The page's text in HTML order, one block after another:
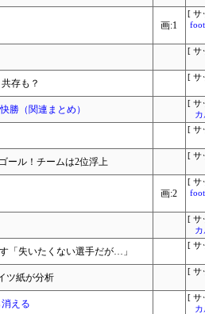
画:1
[ サ
[ サ
存も？
[ サ
勝（関連まとめ）
[ サ
[ サ
ール！チームは2位浮上
[ サ
画:2
[ サ
[ サ
「失いたくない選手だが…」
[ サ
ツ紙が分析
[ サ
える
[ サ